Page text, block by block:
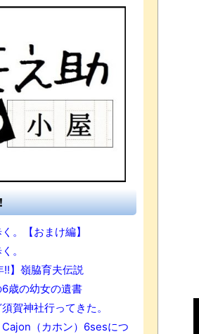
。【おまけ編】
。
!!】嶺脇育夫伝説
歳の幼女の遺書
賀神社行ってきた。
Cajon（カホン）6sesにつ